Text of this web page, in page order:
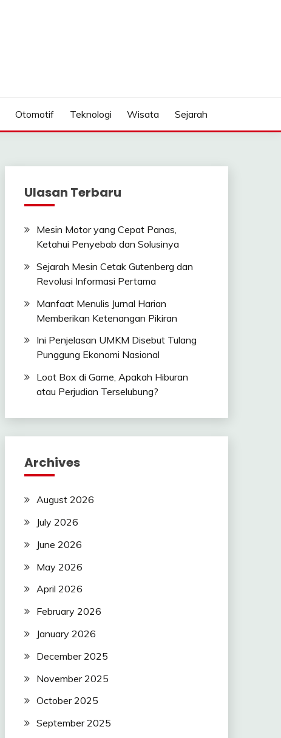
Otomotif Teknologi Wisata Sejarah
Ulasan Terbaru
Mesin Motor yang Cepat Panas,
Ketahui Penyebab dan Solusinya
Sejarah Mesin Cetak Gutenberg dan
Revolusi Informasi Pertama
Manfaat Menulis Jurnal Harian
Memberikan Ketenangan Pikiran
Ini Penjelasan UMKM Disebut Tulang
Punggung Ekonomi Nasional
Loot Box di Game, Apakah Hiburan
atau Perjudian Terselubung?
Archives
August 2026
July 2026
June 2026
May 2026
April 2026
February 2026
January 2026
December 2025
November 2025
October 2025
September 2025